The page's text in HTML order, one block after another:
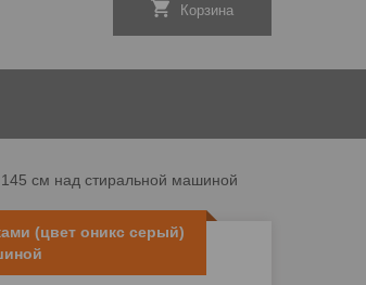
Корзина
см над стиральной машиной
(цвет оникс серый)